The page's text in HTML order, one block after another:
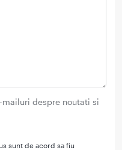
despre noutati si
sunt de acord sa fiu